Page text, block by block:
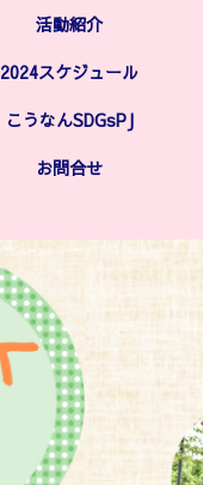
活動紹介
2024スケジュール
こうなんSDGsPJ
お問合せ